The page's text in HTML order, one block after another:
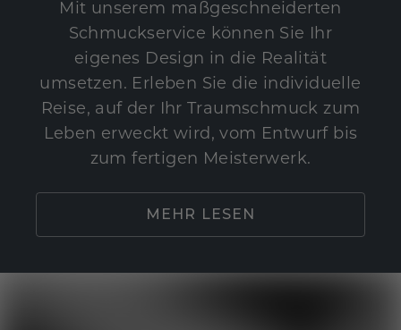
Mit unserem maßgeschneiderten
Schmuckservice können Sie Ihr
eigenes Design in die Realität
umsetzen. Erleben Sie die individuelle
Reise, auf der Ihr Traumschmuck zum
Leben erweckt wird, vom Entwurf bis
zum fertigen Meisterwerk.
MEHR LESEN